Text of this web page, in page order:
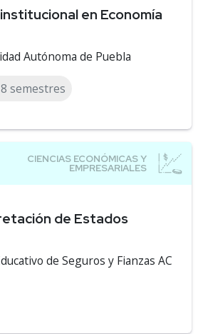
en Economía
Autónoma de Puebla
8 semestres
de Estados
de Seguros y Fianzas AC